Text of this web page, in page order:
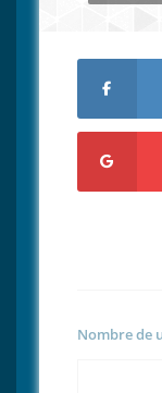
Nombre de